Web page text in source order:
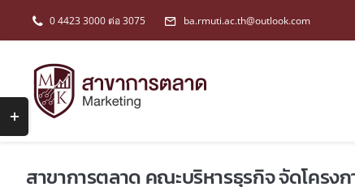
0 4423 3000 ต่อ 3075 ba.rmuti.ac.th@outlook.com
สาขาการตลาด คณะบริหารธุรกิจ จัดโครง
Toggle
Sliding